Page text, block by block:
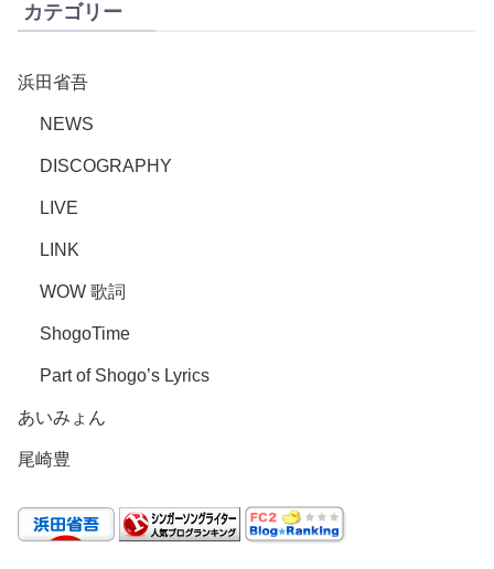
カテゴリー
浜田省吾
NEWS
DISCOGRAPHY
LIVE
LINK
WOW 歌詞
ShogoTime
Part of Shogo’s Lyrics
あいみょん
尾崎豊